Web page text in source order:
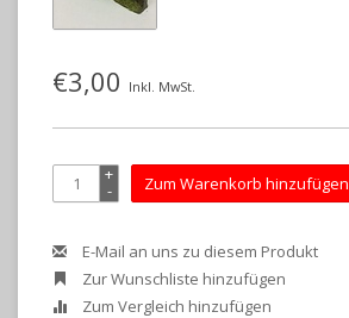
€3,00 Inkl. MwSt.
+
- Zum Warenkorb hinzufügen
E-Mail an uns zu diesem Produkt
Zur Wunschliste hinzufügen
Zum Vergleich hinzufügen